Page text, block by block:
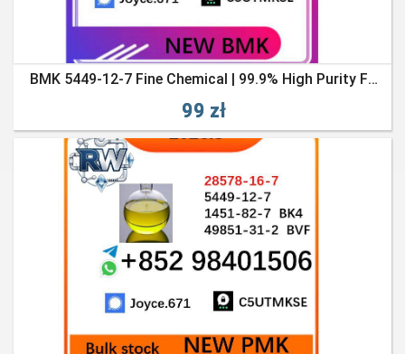
BMK 5449-12-7 Fine Chemical | 99.9% High Purity Factory Supply
99 zł